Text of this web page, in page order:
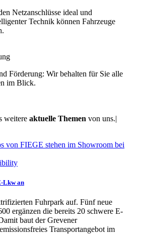
Netzanschlüsse ideal und
Technik können Fahrzeuge
Förderung: Wir behalten für Sie alle
im Blick.
weitere aktuelle Themen von uns.|
Lkw an
Fuhrpark auf. Fünf neue
ergänzen die bereits 20 schwere E-
baut der Grevener
Transportangebot im